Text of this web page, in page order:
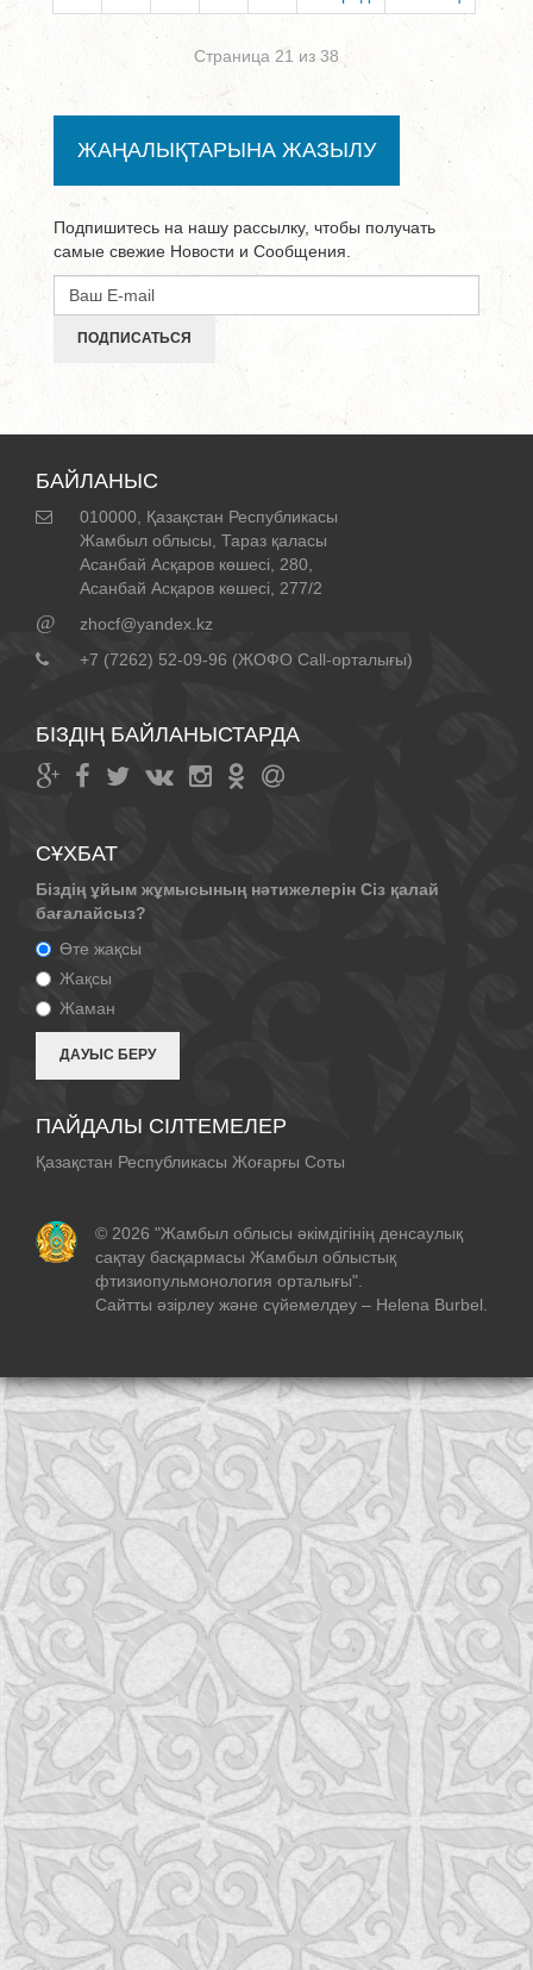
Страница 21 из 38
ЖАҢАЛЫҚТАРЫНА ЖАЗЫЛУ
Подпишитесь на нашу рассылку, чтобы получать
самые свежие Новости и Сообщения.
ПОДПИСАТЬСЯ
БАЙЛАНЫС
010000, Қазақстан Республикасы
Жамбыл облысы, Тараз қаласы
Асанбай Асқаров көшесі, 280,
Асанбай Асқаров көшесі, 277/2
@
zhocf@yandex.kz
+7 (7262) 52-09-96 (ЖОФО Call-орталығы)
БІЗДІҢ БАЙЛАНЫСТАРДА
СҰХБАТ
Біздің ұйым жұмысының нәтижелерін Сіз қалай
бағалайсыз?
Өте жақсы
Жақсы
Жаман
ПАЙДАЛЫ СІЛТЕМЕЛЕР
Қазақстан Республикасы Жоғарғы Соты
© 2026 "Жамбыл облысы әкімдігінің денсаулық
сақтау басқармасы Жамбыл облыстық
фтизиопульмонология орталығы".
Сайтты әзірлеу және сүйемелдеу – Helena Burbel